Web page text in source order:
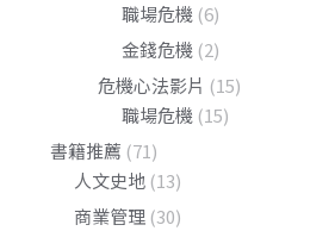
職場危機 (6)
金錢危機 (2)
危機心法影片 (15)
職場危機 (15)
書籍推薦 (71)
人文史地 (13)
商業管理 (30)